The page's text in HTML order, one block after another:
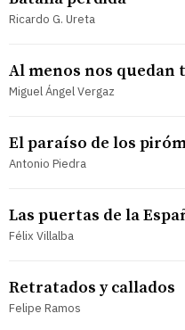
Ricardo G. Ureta
Al menos nos quedan
Miguel Ángel Vergaz
El paraíso de los
Antonio Piedra
Las puertas de la
Félix Villalba
Retratados y callados
Felipe Ramos